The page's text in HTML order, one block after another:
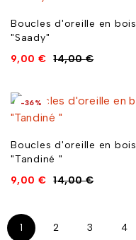
Boucles d'oreille en bois
"Saady"
14,00€
9,00 €
-36%
Boucles d'oreille en bois
"Tandiné "
14,00€
9,00 €
1 2 3 4